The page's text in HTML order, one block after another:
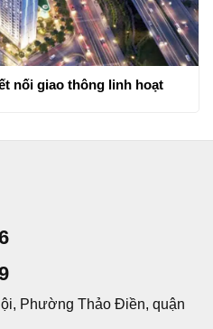
nối giao thông linh hoạt
Phường Thảo Điền, quận